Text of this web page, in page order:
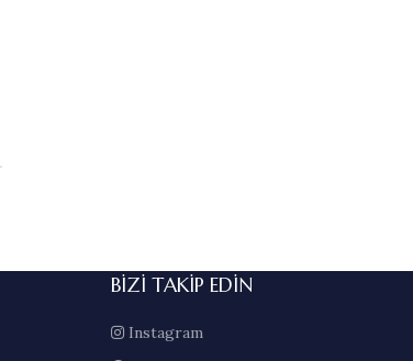
BIZI TAKIP EDIN
Instagram